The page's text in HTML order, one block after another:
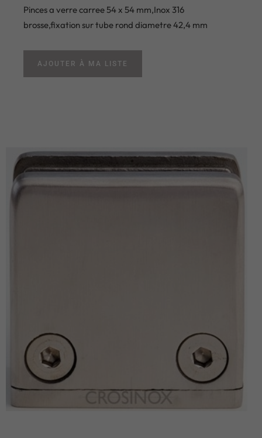
Pinces a verre carree 54 x 54 mm,Inox 316
brosse,fixation sur tube rond diametre 42,4 mm
AJOUTER À MA LISTE